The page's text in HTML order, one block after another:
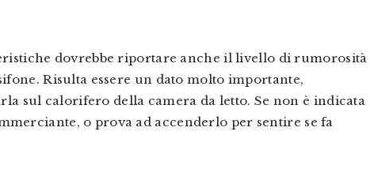
dovrebbe riportare anche il livello di rumorosità
Risulta essere un dato molto importante,
sul calorifero della camera da letto. Se non è indicata
o prova ad accenderlo per sentire se fa